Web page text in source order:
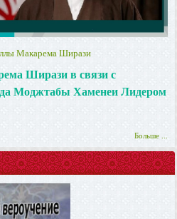
Макарема Ширази
Ширази в связи с
Моджтабы Хаменеи Лидером
Больше ...